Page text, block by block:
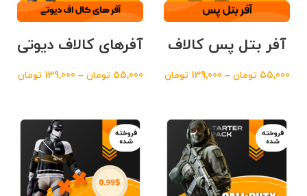
آفر بتل پس کالاف
55,000 تومان –
139,000 تومان
آفرهای کالاف دیوتی
55,000 تومان –
139,000 تومان
فروخته
شده
فروخته
شده